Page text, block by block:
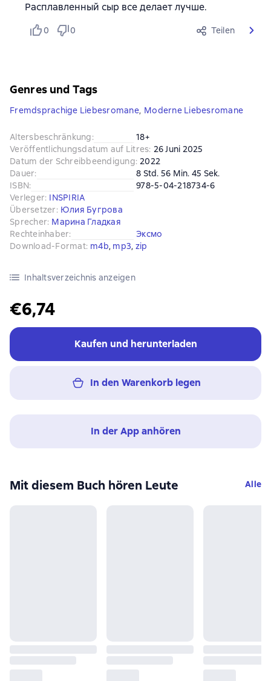
Расплавленный сыр все делает лучше.
0 0 Teilen
Genres und Tags
Fremdsprachige Liebesromane, Moderne Liebesromane
Altersbeschränkung:
18+
Veröffentlichungsdatum auf Litres: 26 Juni 2025
Datum der Schreibbeendigung: 2022
Dauer:
8 Std. 56 Min. 45 Sek.
ISBN:
978-5-04-218734-6
Verleger: INSPIRIA
Übersetzer: Юлия Бугрова
Sprecher: Марина Гладкая
Rechteinhaber:
Эксмо
Download-Format: m4b, mp3, zip
Inhaltsverzeichnis anzeigen
€6,74
Kaufen und herunterladen
In den Warenkorb legen
In der App anhören
Mit diesem Buch hören Leute Alle